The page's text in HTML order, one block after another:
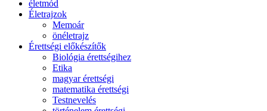
életmód
Életrajzok
Memoár
önéletrajz
Érettségi előkészítők
Biológia érettségihez
Etika
magyar érettségi
matematika érettségi
Testnevelés